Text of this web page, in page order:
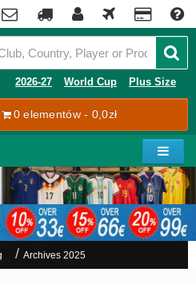
2026-27 World Cup Plus Size
0 elementów - 0,0zł
x
Archives 2025